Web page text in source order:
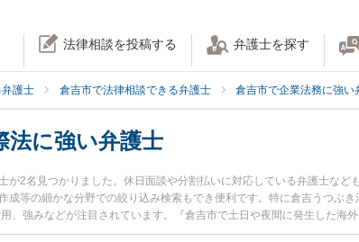
法律相談を投稿する 弁護士を探す
護士 倉吉市で法律相談できる弁護士 倉吉市で企業法務に強い
法に強い弁護士
が2名見つかりました。休日面談や分割払いに対応している弁護士など
成等の細かな分野での絞り込み検索もでき便利です。特に倉吉うつぶ
、強みなどが注目されています。『倉吉市で土日や夜間に発生した海
富な近くの弁護士を検索したい』『初回相談無料で海外法人・国際法